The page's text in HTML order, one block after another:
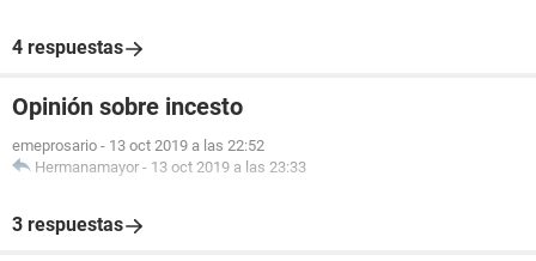
4 respuestas
Opinión sobre incesto
emeprosario - 13 oct 2019 a las 22:52
Hermanamayor - 13 oct 2019 a las 23:33
3 respuestas